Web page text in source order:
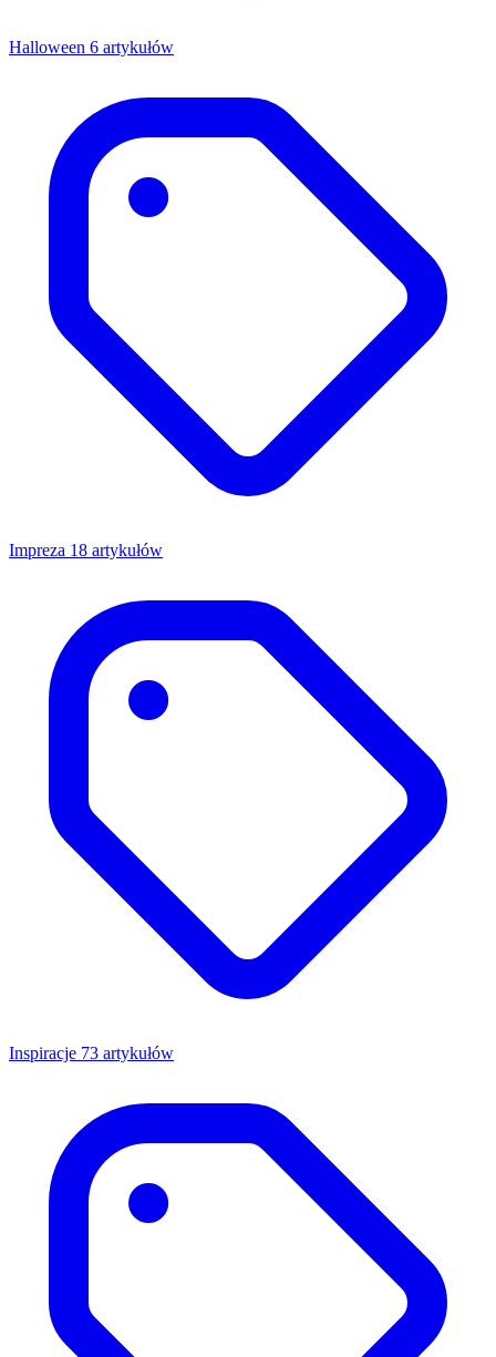
Halloween 6 artykułów
Impreza 18 artykułów
Inspiracje 73 artykułów